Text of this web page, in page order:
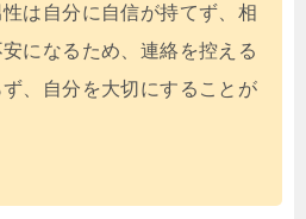
は自分に自信が持てず、相
になるため、連絡を控える
、自分を大切にすることが